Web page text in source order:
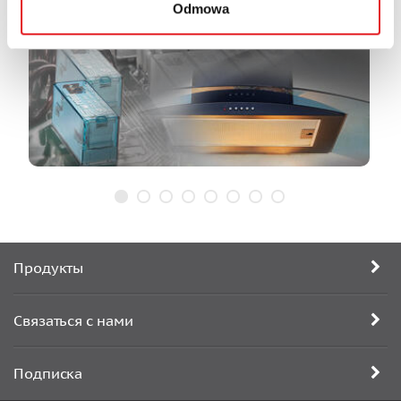
Odmowa
Продукты
Связаться с нами
Подписка